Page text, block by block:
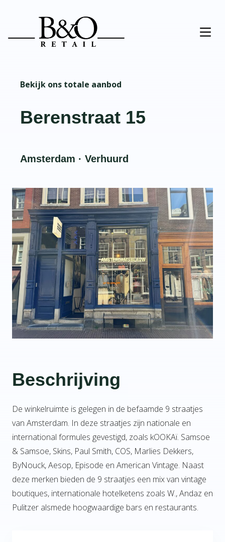
Bekijk ons totale aanbod
Berenstraat 15
Amsterdam · Verhuurd
Beschrijving
De winkelruimte is gelegen in de befaamde 9 straatjes
van Amsterdam. In deze straatjes zijn nationale en
international formules gevestigd, zoals kOOKAï. Samsoe
& Samsoe, Skins, Paul Smith, COS, Marlies Dekkers,
ByNouck, Aesop, Episode en American Vintage. Naast
deze merken bieden de 9 straatjes een mix van vintage
boutiques, internationale hotelketens zoals W., Andaz en
Pulitzer alsmede hoogwaardige bars en restaurants.